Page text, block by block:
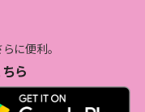
に便利。
ら